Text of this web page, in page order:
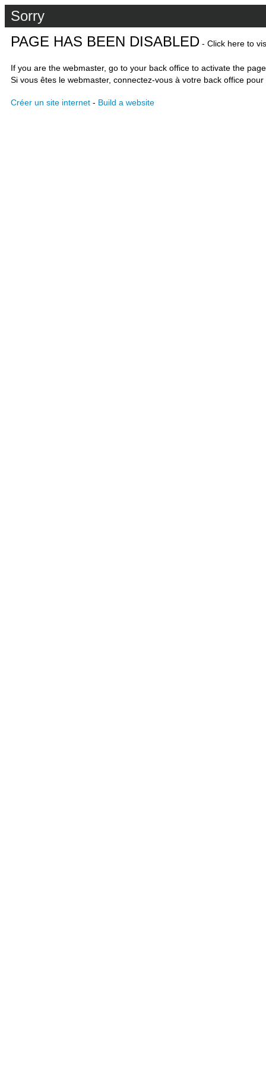
Sorry
PAGE HAS BEEN DISABLED - Click here to
If you are the webmaster, go to your back office to activate the
Si vous êtes le webmaster, connectez-vous à votre back office
Créer un site internet - Build a website